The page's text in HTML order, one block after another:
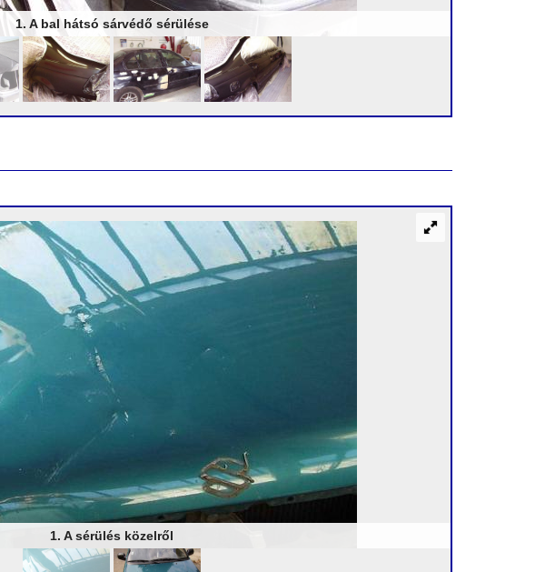
1. A bal hátsó sárvédő sérülése
1. A sérülés közelről